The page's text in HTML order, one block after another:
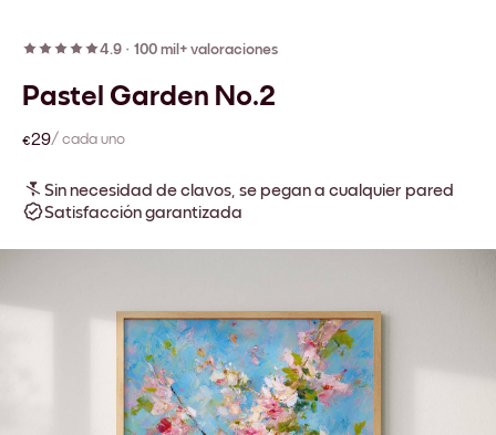
4.9 · 100 mil+ valoraciones
Pastel Garden No.2
€29/ cada uno
Sin necesidad de clavos, se pegan a cualquier pared
Satisfacción garantizada